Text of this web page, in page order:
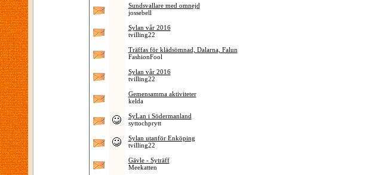
Sundsvallare med omnejd
jossebell
Sylan vår 2016
tvilling22
Träffas för klädsömnad, Dalarna, Falun
FashionFool
Sylan vår 2016
tvilling22
Gemensamma aktiviteter
kelda
SyLan i Södermanland
syttochprytt
Sylan utanför Enköping
tvilling22
Gävle - Syträff
Meekatten